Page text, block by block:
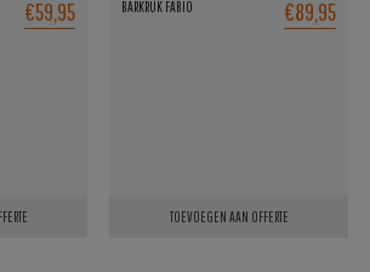
gekozen
€59,95 BARKRUK FABIO €89,95
TOEVOEGEN AAN OFFERTE